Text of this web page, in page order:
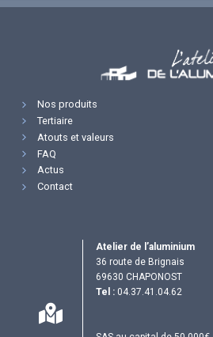
Nos produits
Tertiaire
Atouts et valeurs
FAQ
Actus
Contact
Atelier de l’aluminium
36 route de Brignais
69630 CHAPONOST
Tel : 04.37.41.04.62